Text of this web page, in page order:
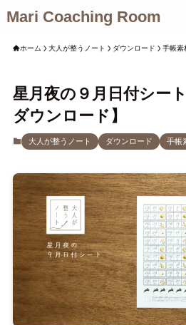
Mari Coaching Room
ホーム 大人が整うノート ダウンロード 手帳素
星月夜の９月日付シー
ダウンロード】
大人が整うノート ダウンロード 手帳